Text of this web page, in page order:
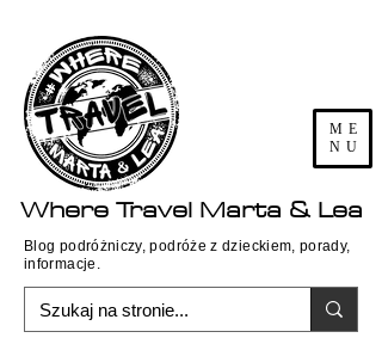
ME
NU
WhereTravel Marta & Lea
Blog podróżniczy, podróże z dzieckiem, porady,
informacje.